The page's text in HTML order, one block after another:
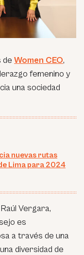
de Women CEO,
femenino y
una sociedad
nuevas rutas
Lima para 2024
Vergara,
es
a través de una
diversidad de